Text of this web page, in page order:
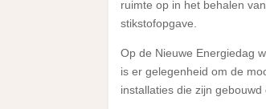
ruimte op in het behalen
stikstofopgave.
Op de Nieuwe Energiedag
is er gelegenheid om de
installaties die zijn